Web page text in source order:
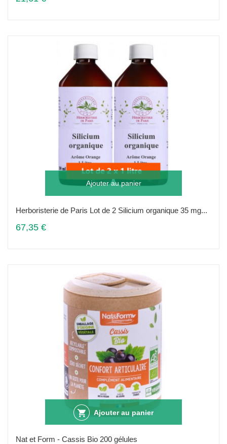
Ajouter au panier
Herboristerie de Paris Lot de 2 Silicium organique 35 mg...
67,35 €
Ajouter au panier
Nat et Form - Cassis Bio 200 gélules